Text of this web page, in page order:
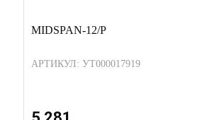
MIDSPAN-12/P
АРТИКУЛ: УТ000017919